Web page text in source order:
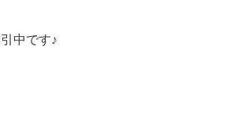
中です♪